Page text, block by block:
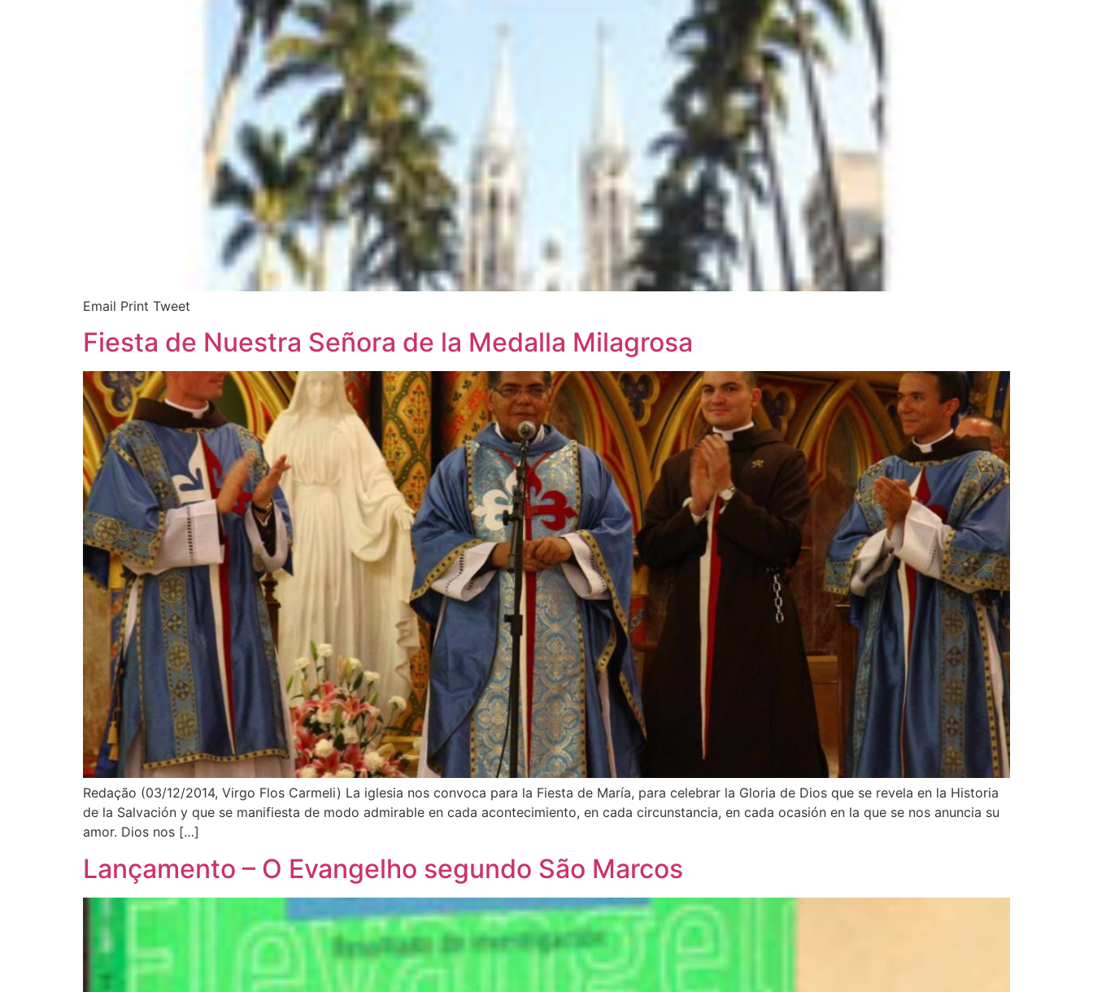
Email Print Tweet
Fiesta de Nuestra Señora de la Medalla Milagrosa
Redação (03/12/2014, Virgo Flos Carmeli) La iglesia nos convoca para la Fiesta de María, para celebrar la Gloria de Dios que se revela en la Historia
de la Salvación y que se manifiesta de modo admirable en cada acontecimiento, en cada circunstancia, en cada ocasión en la que se nos anuncia su
amor. Dios nos […]
Lançamento – O Evangelho segundo São Marcos